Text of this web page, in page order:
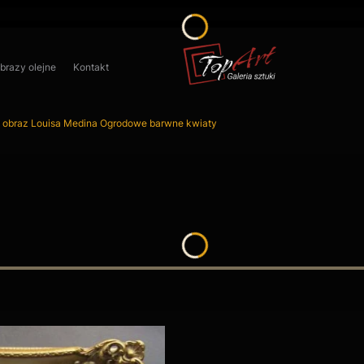
olejne Kontakt
obraz Louisa Medina Ogrodowe barwne kwiaty